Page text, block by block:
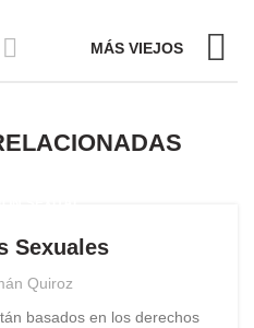
MÁS VIEJOS
Sexuales
Quiroz
basados en los derechos